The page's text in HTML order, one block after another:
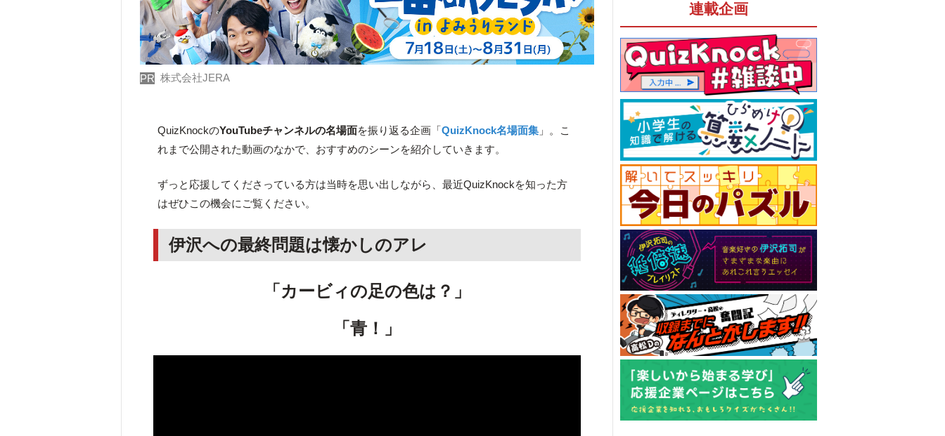
PR 株式会社JERA
QuizKnockのYouTubeチャンネルの名場面を振り返る企画「QuizKnock名場面集 」。こ
れまで公開された動画のなかで、おすすめのシーンを紹介していきます。
ずっと応援してくださっている方は当時を思い出しながら、最近QuizKnockを知った方
はぜひこの機会にご覧ください。
伊沢への最終問題は懐かしのアレ
「カービィの足の色は？」
「青！」
連載企画